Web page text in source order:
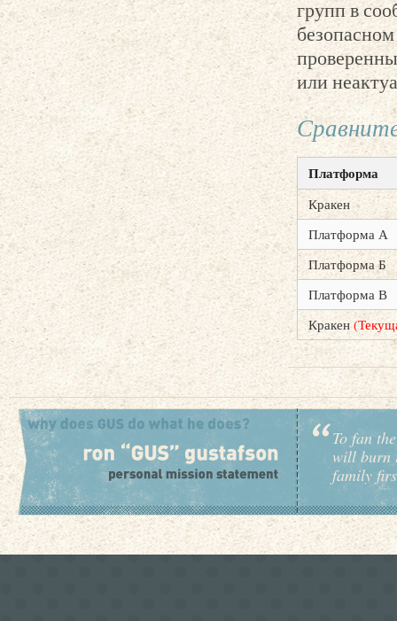
групп в
или
Платформа
Кракен
Платформа А
Платформа Б
Платформа В
Кракен
To fan
will burn
family